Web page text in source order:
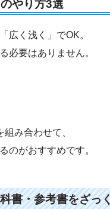
やり方3選
広く浅く」でOK。
必要はありません。
み合わせて、
のがおすすめです。
書・参考書をざっ